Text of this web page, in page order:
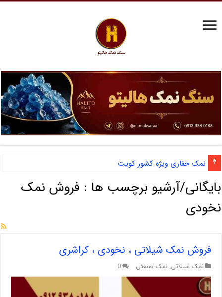
نمک حفاری ویژه کشور کویت
بایگانی/آرشیو برچسب ها : فروش نمک
نخودی
فروش نمک شیلاتی ، نخودی ، کراشری
نمک شیلاتی, نمک صنعتی 0